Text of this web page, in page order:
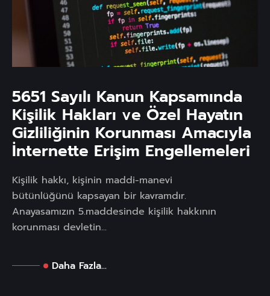
5651 Sayılı Kanun Kapsamında
Kişilik Hakları ve Özel Hayatın
Gizliliğinin Korunması Amacıyla
İnternette Erişim Engellemeleri
Kişilik hakkı, kişinin maddi-manevi
bütünlüğünü kapsayan bir kavramdır.
Anayasamızın 5.maddesinde kişilik hakkının
korunması devletin...
Daha Fazla...